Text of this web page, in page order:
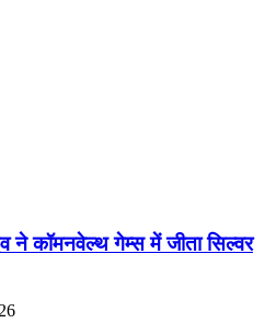
ने कॉमनवेल्थ गेम्स में जीता सिल्वर